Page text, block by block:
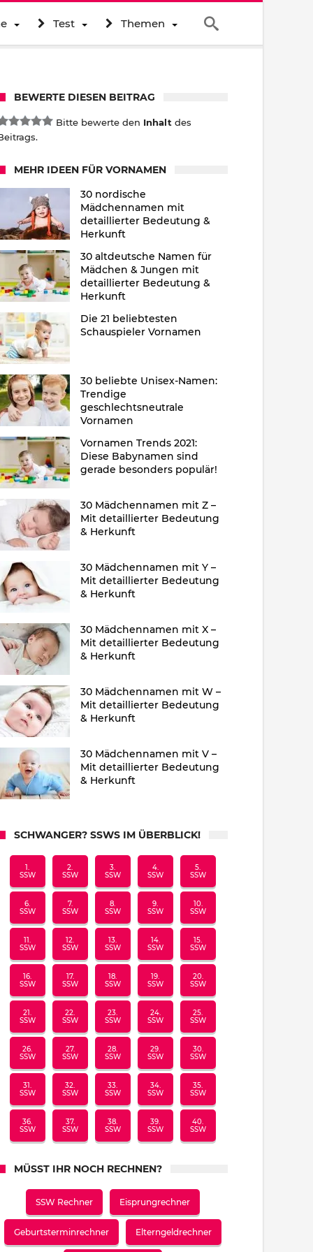
Test Themen
BEWERTE DIESEN BEITRAG
Bitte bewerte den Inhalt des
MEHR IDEEN FÜR VORNAMEN
30 nordische
Mädchennamen mit
detaillierter Bedeutung &
Herkunft
30 altdeutsche Namen für
Mädchen & Jungen mit
detaillierter Bedeutung &
Herkunft
Die 21 beliebtesten
Schauspieler Vornamen
30 beliebte Unisex-Namen:
Trendige
geschlechtsneutrale
Vornamen
Vornamen Trends 2021:
Diese Babynamen sind
gerade besonders populär!
30 Mädchennamen mit Z –
Mit detaillierter Bedeutung
& Herkunft
30 Mädchennamen mit Y –
Mit detaillierter Bedeutung
& Herkunft
30 Mädchennamen mit X –
Mit detaillierter Bedeutung
& Herkunft
30 Mädchennamen mit W –
Mit detaillierter Bedeutung
& Herkunft
30 Mädchennamen mit V –
Mit detaillierter Bedeutung
& Herkunft
SCHWANGER? SSWS IM ÜBERBLICK!
1.
SSW
2.
SSW
3.
SSW
4.
SSW
5.
SSW
6.
SSW
7.
SSW
8.
SSW
9.
SSW
10.
SSW
11.
SSW
12.
SSW
13.
SSW
14.
SSW
15.
SSW
16.
SSW
17.
SSW
18.
SSW
19.
SSW
20.
SSW
21.
SSW
22.
SSW
23.
SSW
24.
SSW
25.
SSW
26.
SSW
27.
SSW
28.
SSW
29.
SSW
30.
SSW
31.
SSW
32.
SSW
33.
SSW
34.
SSW
35.
SSW
36.
SSW
37.
SSW
38.
SSW
39.
SSW
40.
SSW
MÜSST IHR NOCH RECHNEN?
SSW Rechner Eisprungrechner
Geburtsterminrechner Elterngeldrechner